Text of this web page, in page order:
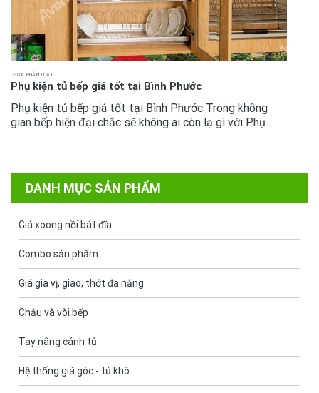
CHƯA PHÂN LOẠI
Phụ kiện tủ bếp giá tốt tại Bình Phước
Phụ kiện tủ bếp giá tốt tại Bình Phước Trong không
gian bếp hiện đại chắc sẽ không ai còn lạ gì với Phụ
DANH MỤC SẢN PHẨM
Giá xoong nồi bát đĩa
Combo sản phẩm
Giá gia vị, giao, thớt đa năng
Chậu và vòi bếp
Tay nâng cánh tủ
Hệ thống giá góc - tủ khô